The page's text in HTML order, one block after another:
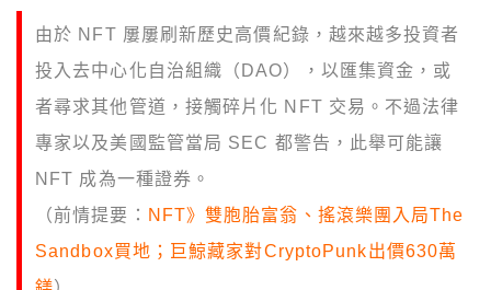
由於 NFT 屢屢刷新歷史高價紀錄，越來越多投資者
投入去中心化自治組織（DAO），以匯集資金，或
者尋求其他管道，接觸碎片化 NFT 交易。不過法律
專家以及美國監管當局 SEC 都警告，此舉可能讓
NFT 成為一種證券。
（前情提要： NFT》雙胞胎富翁、搖滾樂團入局The
Sandbox買地；巨鯨藏家對CryptoPunk出價630萬